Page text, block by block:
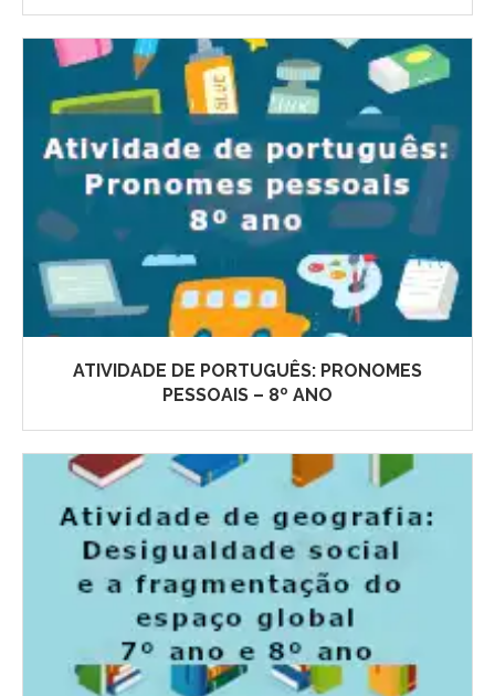
ATIVIDADE DE PORTUGUÊS: PRONOMES
PESSOAIS – 8º ANO